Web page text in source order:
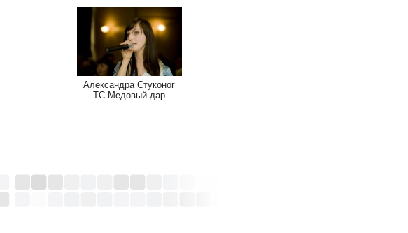
Александра Стуконог
ТС Медовый дар